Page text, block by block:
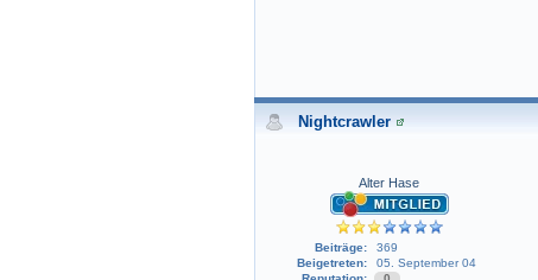
Nightcrawler
Alter Hase
Beiträge:
369
Beigetreten:
05. September 04